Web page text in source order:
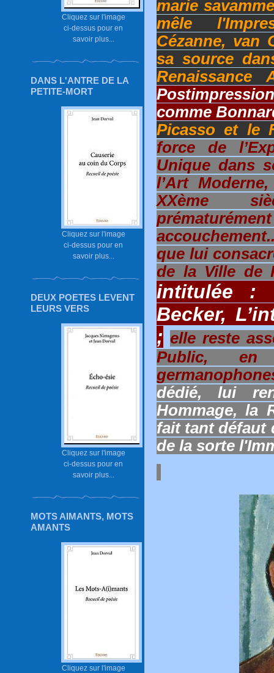
Cliquez sur l'image
ci-dessus pour en
savoir plus...
DANS L'ANTRE DE LA
PETITE-MORT
Cliquez sur l'image
ci-dessus pour en
savoir plus...
DEUX POETES LEVENT
LEURS VERS
Cliquez sur l'image
ci-dessus pour en
savoir plus...
MOTS AIMANTS, MOTS
AMANTS
Cliquez sur l'image
marie
mêle
Cézanne, van
sa source
Renaissance
comme
Picasso et le
force de
Unique dans
l’Art
XXème
que lui
de la Ville de
intitulée :
Becker,
; elle reste
Public,
dédié, lui
Hommage, la
fait tant défaut
de la sorte